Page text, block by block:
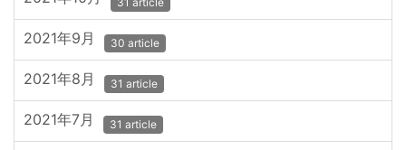
2021年9月 30 article
2021年8月 31 article
2021年7月 31 article